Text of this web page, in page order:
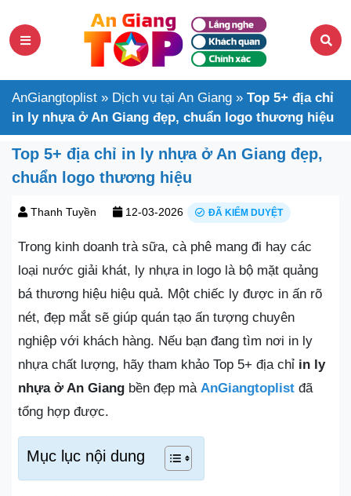
AnGiangtoplist » Dịch vụ tại An Giang » Top 5+ địa chỉ
in ly nhựa ở An Giang đẹp, chuẩn logo thương hiệu
Top 5+ địa chỉ in ly nhựa ở An Giang đẹp,
chuẩn logo thương hiệu
Thanh Tuyền 12-03-2026 ĐÃ KIỂM DUYỆT
Trong kinh doanh trà sữa, cà phê mang đi hay các
loại nước giải khát, ly nhựa in logo là bộ mặt quảng
bá thương hiệu hiệu quả. Một chiếc ly được in ấn rõ
nét, đẹp mắt sẽ giúp quán tạo ấn tượng chuyên
nghiệp với khách hàng. Nếu bạn đang tìm nơi in ly
nhựa chất lượng, hãy tham khảo Top 5+ địa chỉ in ly
nhựa ở An Giang bền đẹp mà AnGiangtoplist đã
tổng hợp được.
Mục lục nội dung